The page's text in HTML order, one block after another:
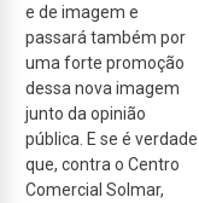
e de imagem e
passará também por
uma forte promoção
dessa nova imagem
junto da opinião
pública. E se é verdade
que, contra o Centro
Comercial Solmar,